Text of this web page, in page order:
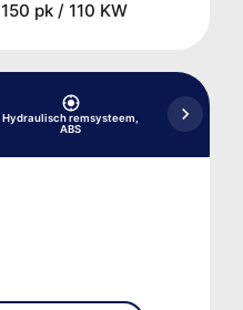
150 pk / 110 KW
Hydraulisch remsysteem,
ABS
Koelsysteem